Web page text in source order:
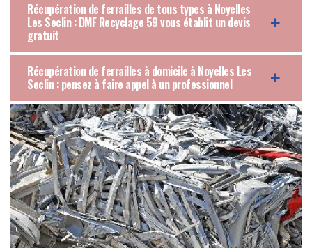
Récupération de ferrailles de tous types à Noyelles
Les Seclin : DMF Recyclage 59 vous établit un devis
gratuit
Récupération de ferrailles à domicile à Noyelles Les
Seclin : pensez à faire appel à un professionnel